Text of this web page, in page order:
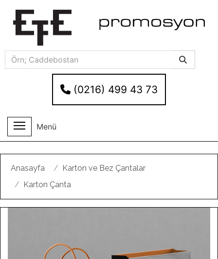
(0216) 499 43 73
Menü
Anasayfa
Karton ve Bez Çantalar
Karton Çanta